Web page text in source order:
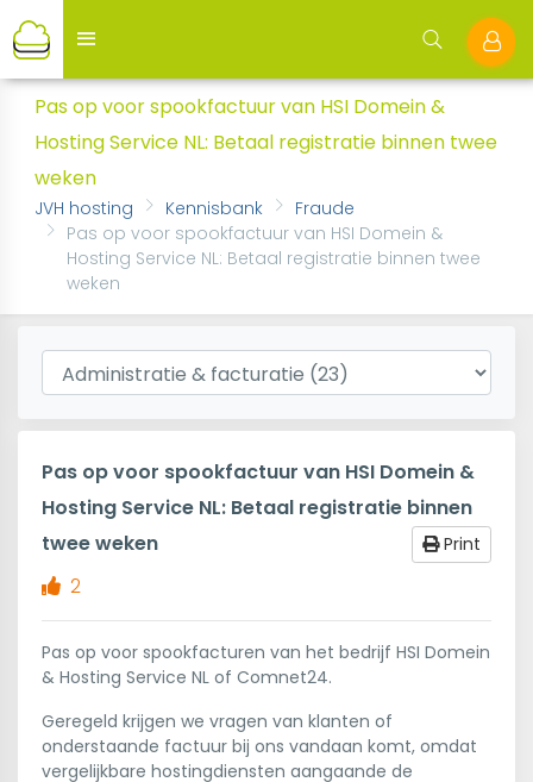
Pas op voor spookfactuur van HSI Domein &
Hosting Service NL: Betaal registratie binnen twee
weken
JVH hosting Kennisbank
Fraude
Pas op voor spookfactuur van HSI Domein &
Hosting Service NL: Betaal registratie binnen twee
weken
Pas op voor spookfactuur van HSI Domein &
Hosting Service NL: Betaal registratie binnen
twee weken
Print
2
Pas op voor spookfacturen van het bedrijf HSI Domein
& Hosting Service NL of Comnet24.
Geregeld krijgen we vragen van klanten of
onderstaande factuur bij ons vandaan komt, omdat
vergelijkbare hostingdiensten aangaande de